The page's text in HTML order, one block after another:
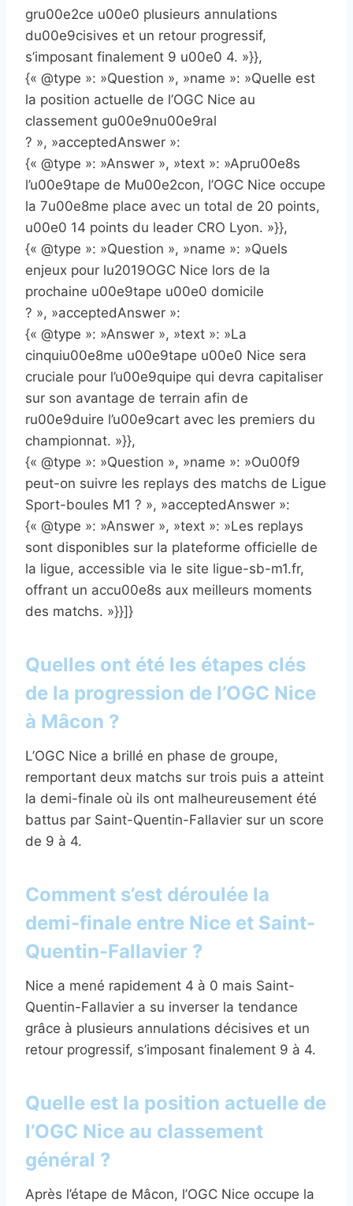
gru00e2ce u00e0 plusieurs annulations
du00e9cisives et un retour progressif,
s’imposant finalement 9 u00e0 4. »}},
{« @type »: »Question », »name »: »Quelle est
la position actuelle de l’OGC Nice au
classement gu00e9nu00e9ral
? », »acceptedAnswer »:
{« @type »: »Answer », »text »: »Apru00e8s
l’u00e9tape de Mu00e2con, l’OGC Nice occupe
la 7u00e8me place avec un total de 20 points,
u00e0 14 points du leader CRO Lyon. »}},
{« @type »: »Question », »name »: »Quels
enjeux pour lu2019OGC Nice lors de la
prochaine u00e9tape u00e0 domicile
? », »acceptedAnswer »:
{« @type »: »Answer », »text »: »La
cinquiu00e8me u00e9tape u00e0 Nice sera
cruciale pour l’u00e9quipe qui devra capitaliser
sur son avantage de terrain afin de
ru00e9duire l’u00e9cart avec les premiers du
championnat. »}},
{« @type »: »Question », »name »: »Ou00f9
peut-on suivre les replays des matchs de Ligue
Sport-boules M1 ? », »acceptedAnswer »:
{« @type »: »Answer », »text »: »Les replays
sont disponibles sur la plateforme officielle de
la ligue, accessible via le site ligue-sb-m1.fr,
offrant un accu00e8s aux meilleurs moments
des matchs. »}}]}
Quelles ont été les étapes clés
de la progression de l’OGC Nice
à Mâcon ?
L’OGC Nice a brillé en phase de groupe,
remportant deux matchs sur trois puis a atteint
la demi-finale où ils ont malheureusement été
battus par Saint-Quentin-Fallavier sur un score
de 9 à 4.
Comment s’est déroulée la
demi-finale entre Nice et Saint-
Quentin-Fallavier ?
Nice a mené rapidement 4 à 0 mais Saint-
Quentin-Fallavier a su inverser la tendance
grâce à plusieurs annulations décisives et un
retour progressif, s’imposant finalement 9 à 4.
Quelle est la position actuelle de
l’OGC Nice au classement
général ?
Après l’étape de Mâcon, l’OGC Nice occupe la